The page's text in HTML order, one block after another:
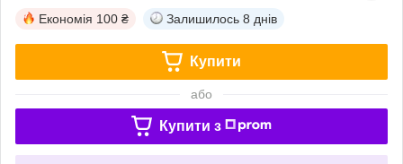
Економія 100 ₴ Залишилось 8 днів
Купити
або
Купити з